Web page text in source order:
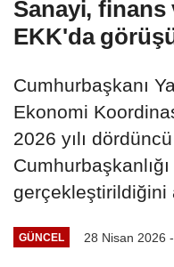
Sanayi,
EKK'da
Cumhurbaşkanı
Ekonomi
2026 yılı dördüncü
gerçekleştirildiğini
GÜNCEL 28 Nisan 2026